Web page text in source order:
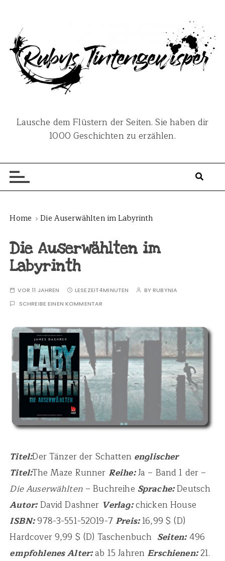
Lausche dem Flüstern der Seiten. Sie haben dir
1000 Geschichten zu erzählen.
Home Die Auserwählten im Labyrinth
Die Auserwählten im
Labyrinth
VOR 11 JAHREN LESEZEIT4MINUTEN BYRUBYNIA
SCHREIBE EINEN KOMMENTAR
Titel:Der Tänzer der Schatten englischer
Titel:The Maze Runner Reihe:Ja – Band 1 der –
Die Auserwählten– Buchreihe Sprache:Deutsch
Autor:David Dashner Verlag:chicken House
ISBN:978-3-551-52019-7 Preis:16,99 $ (D)
Hardcover 9,99 $ (D) Taschenbuch Seiten:496
empfohlenes Alter:ab 15 Jahren Erschienen:21.